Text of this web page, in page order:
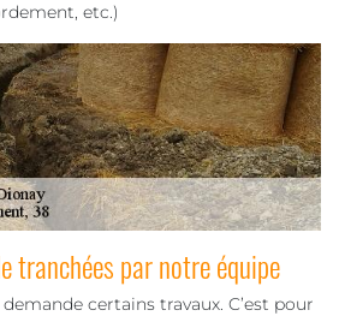
etc.)
tranchées par notre équipe
certains travaux. C’est pour